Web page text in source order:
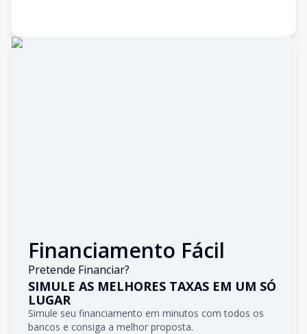
Financiamento Fácil
Pretende Financiar?
SIMULE AS MELHORES TAXAS EM UM SÓ
LUGAR
Simule seu financiamento em minutos com todos os
bancos e consiga a melhor proposta.